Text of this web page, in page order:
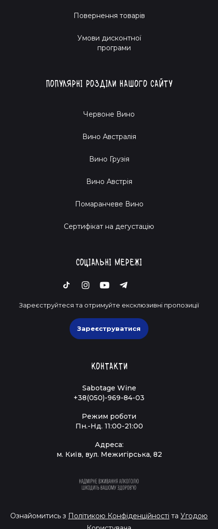
Повернення товарів
Умови дисконтної
програми
Популярні розділи нашого сайту
Червоне Вино
Вино Австралія
Вино Грузія
Вино Австрія
Помаранчеве Вино
Cертифікат на дегустацію
Соціальні мережі
Зареєструйтеся та отримуйте ексклюзивні пропозиції
Зареєструватися
Контакти
Sabotage Wine
+38(050)-969-84-03
Режим роботи
Пн.-Нд. 11:00-21:00
Адреса:
м. Київ, вул. Межигірська, 82
Ознайомитись з Політикою Конфіденційності та Угодою